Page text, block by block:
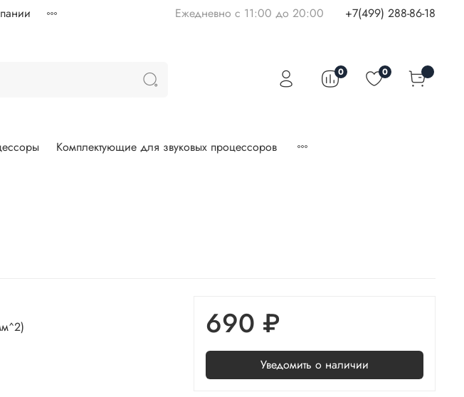
Ежедневно с 11:00 до 20:00 +7(499) 288-86-18
0 0
Комплектующие для звуковых процессоров
690 ₽
Уведомить о наличии